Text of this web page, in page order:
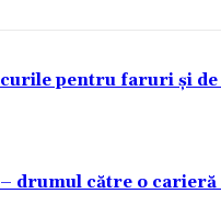
pentru faruri și
drumul către o